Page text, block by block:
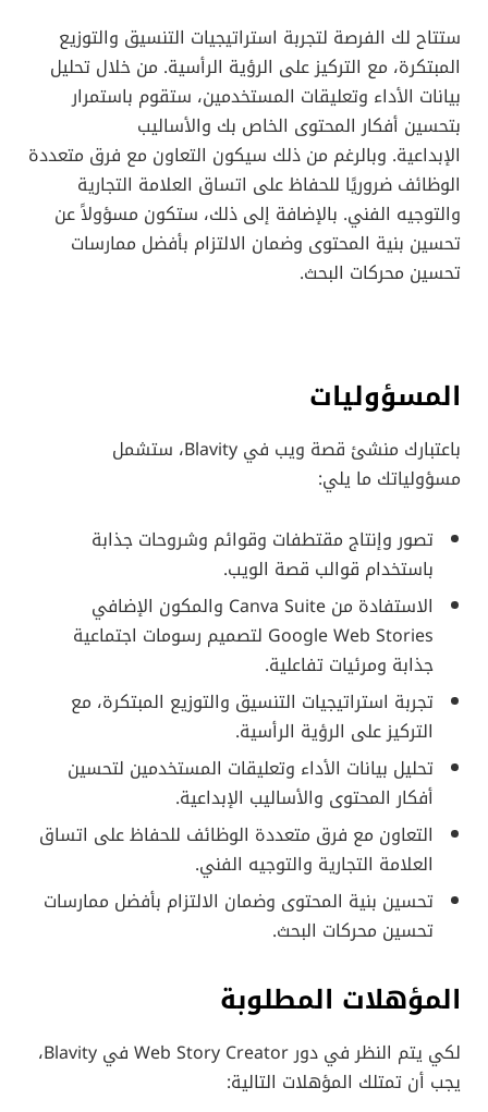
ستتاح لك الفرصة لتجربة استراتيجيات التنسيق والتوزيع
المبتكرة، مع التركيز على الرؤية الرأسية. من خلال تحليل
بيانات الأداء وتعليقات المستخدمين، ستقوم باستمرار
بتحسين أفكار المحتوى الخاص بك والأساليب
الإبداعية. وبالرغم من ذلك سيكون التعاون مع فرق متعددة
الوظائف ضروريًا للحفاظ على اتساق العلامة التجارية
والتوجيه الفني. بالإضافة إلى ذلك، ستكون مسؤولاً عن
تحسين بنية المحتوى وضمان الالتزام بأفضل ممارسات
تحسين محركات البحث.
المسؤوليات
باعتبارك منشئ قصة ويب في Blavity، ستشمل
مسؤولياتك ما يلي:
تصور وإنتاج مقتطفات وقوائم وشروحات جذابة
باستخدام قوالب قصة الويب.
الاستفادة من Canva Suite والمكون الإضافي
Google Web Stories لتصميم رسومات اجتماعية
جذابة ومرئيات تفاعلية.
تجربة استراتيجيات التنسيق والتوزيع المبتكرة، مع
التركيز على الرؤية الرأسية.
تحليل بيانات الأداء وتعليقات المستخدمين لتحسين
أفكار المحتوى والأساليب الإبداعية.
التعاون مع فرق متعددة الوظائف للحفاظ على اتساق
العلامة التجارية والتوجيه الفني.
تحسين بنية المحتوى وضمان الالتزام بأفضل ممارسات
تحسين محركات البحث.
المؤهلات المطلوبة
لكي يتم النظر في دور Web Story Creator في Blavity،
يجب أن تمتلك المؤهلات التالية: